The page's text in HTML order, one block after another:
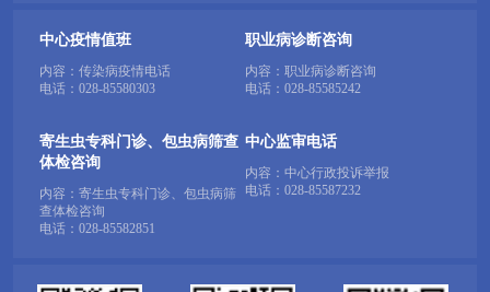
中心疫情值班
内容：传染病疫情电话
电话： 028-85580303
职业病诊断咨询
内容：职业病诊断咨询
电话： 028-85585242
寄生虫专科门诊、包虫病筛查
体检咨询
内容：寄生虫专科门诊、包虫病筛
查体检咨询
电话： 028-85582851
中心监审电话
内容：中心行政投诉举报
电话： 028-85587232